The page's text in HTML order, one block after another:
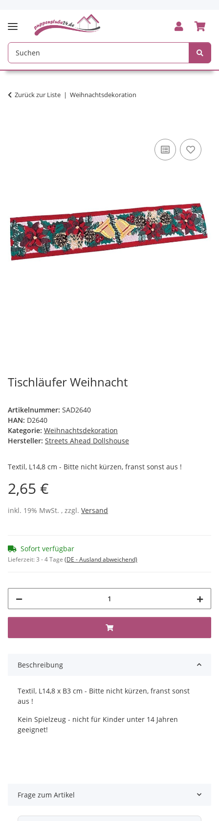
Zurück zur Liste Weihnachtsdekoration
Tischläufer Weihnacht
Artikelnummer: SAD2640
HAN: D2640
Kategorie: Weihnachtsdekoration
Hersteller: Streets Ahead Dollshouse
Textil, L14,8 cm - Bitte nicht kürzen, franst sonst aus !
2,65 €
inkl. 19% MwSt. , zzgl. Versand
Sofort verfügbar
Lieferzeit:3 - 4 Tage (DE - Ausland abweichend)
Beschreibung
Textil, L14,8 x B3 cm - Bitte nicht kürzen, franst sonst
aus !
Kein Spielzeug - nicht für Kinder unter 14 Jahren
geeignet!
Frage zum Artikel